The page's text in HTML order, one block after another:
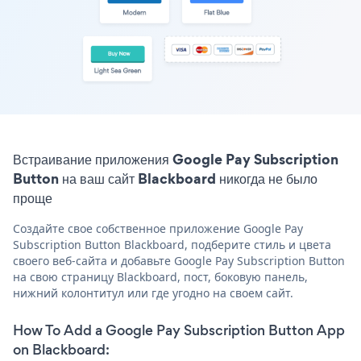
Встраивание приложения Google Pay Subscription
Button на ваш сайт Blackboard никогда не было
проще
Создайте свое собственное приложение Google Pay
Subscription Button Blackboard, подберите стиль и цвета
своего веб-сайта и добавьте Google Pay Subscription Button
на свою страницу Blackboard, пост, боковую панель,
нижний колонтитул или где угодно на своем сайт.
How To Add a Google Pay Subscription Button App
on Blackboard: